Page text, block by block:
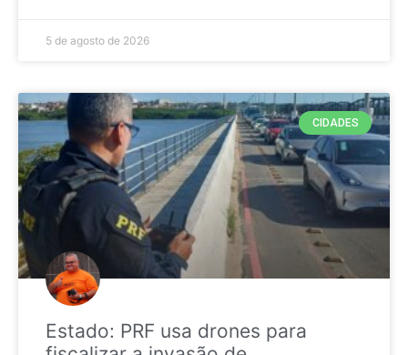
5 de agosto de 2026
CIDADES
Estado: PRF usa drones para